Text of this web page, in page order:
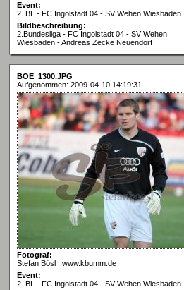
Event:
2. BL - FC Ingolstadt 04 - SV Wehen Wiesbaden
Bildbeschreibung:
2.Bundesliga - FC Ingolstadt 04 - SV Wehen
Wiesbaden - Andreas Zecke Neuendorf
BOE_1300.JPG
Aufgenommen: 2009-04-10 14:19:31
Fotograf:
Stefan Bösl | www.kbumm.de
Event:
2. BL - FC Ingolstadt 04 - SV Wehen Wiesbaden